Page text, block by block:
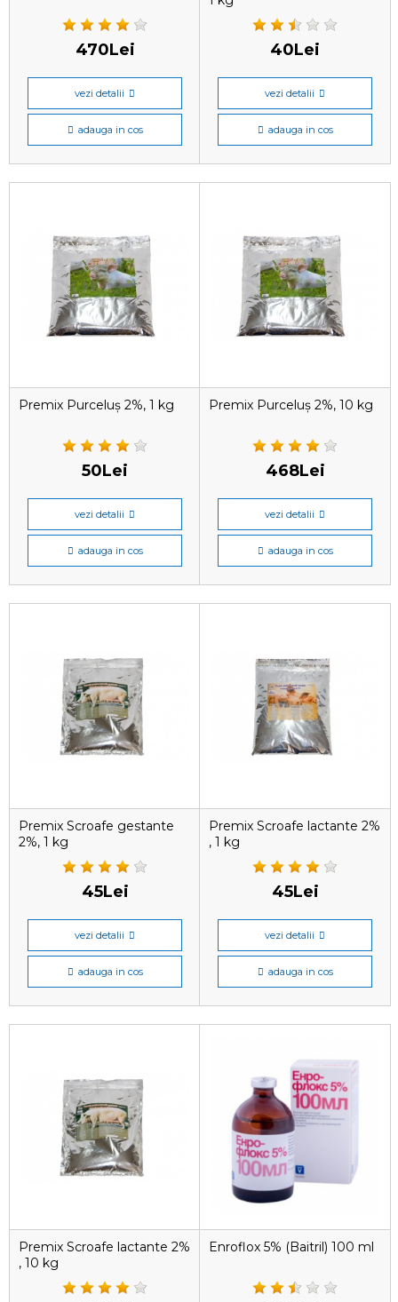
470Lei
vezi detalii
adauga in cos
40Lei
vezi detalii
adauga in cos
Premix Purceluș 2%, 1 kg
50Lei
vezi detalii
adauga in cos
Premix Purceluș 2%, 10 kg
468Lei
vezi detalii
adauga in cos
Premix Scroafe gestante
2%, 1 kg
45Lei
vezi detalii
adauga in cos
Premix Scroafe lactante 2%
, 1 kg
45Lei
vezi detalii
adauga in cos
Premix Scroafe lactante 2%
, 10 kg
Enroflox 5% (Baitril) 100 ml